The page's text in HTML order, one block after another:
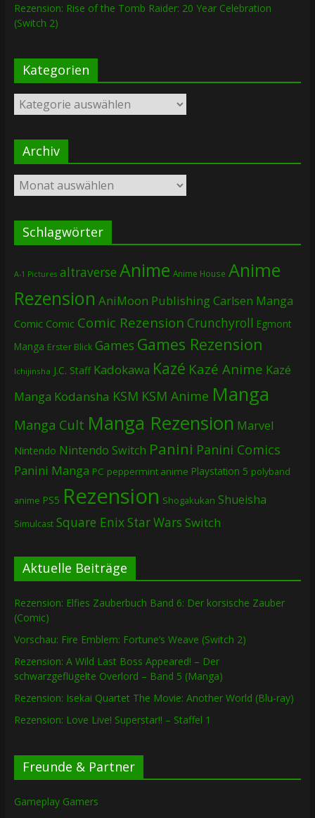
Rezension: Rise of the Tomb Raider: 20 Year Celebration
(Switch 2)
Kategorien
Kategorien
Archiv
Archiv
Schlagwörter
A-1 Pictures altraverse Anime Anime House Anime
Rezension AniMoon PublishingCarlsen Manga
Comic Comic Comic Rezension Crunchyroll Egmont
Manga Erster Blick Games Games Rezension
Ichijinsha J.C. Staff Kadokawa Kazé Kazé Anime Kazé
Manga Kodansha KSM KSM Anime Manga
Manga Cult Manga Rezension Marvel
Nintendo Nintendo Switch Panini Panini Comics
Panini Manga PC peppermint anime Playstation 5 polyband
anime PS5 Rezension Shogakukan Shueisha
Simulcast Square EnixStar Wars Switch
Aktuelle Beiträge
Rezension: Elfies Zauberbuch Band 6: Der korsische Zauber
(Comic)
Vorschau: Fire Emblem: Fortune’s Weave (Switch 2)
Rezension: A Wild Last Boss Appeared! – Der
schwarzgeflügelte Overlord – Band 5 (Manga)
Rezension: Isekai Quartet The Movie: Another World (Blu-ray)
Rezension: Love Live! Superstar!! – Staffel 1
Freunde & Partner
Gameplay Gamers